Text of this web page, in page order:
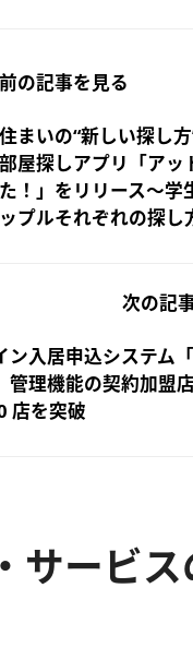
前の記事を見る
住まいの“新しい探し
部屋探しアプリ「アッ
た！」をリリース～学
ップルそれぞれの探し
次の記
ン入居申込システム
管理機能の契約加盟
店を突破
サービ